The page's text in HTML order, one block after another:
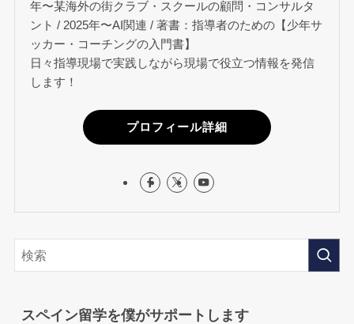
年〜某海外の街クラブ・スクールの顧問・コンサルタ
ント / 2025年〜AI関連 / 著書：指導者のための【少年サ
ッカー・コーチングの入門書】
日々指導現場で実践しながら現場で役立つ情報を発信
します！
プロフィール詳細
スペイン留学を僕がサポートします